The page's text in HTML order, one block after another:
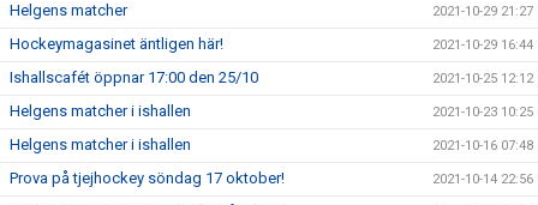
Helgens matcher 2021-10-29 21:27
Hockeymagasinet äntligen här! 2021-10-29 16:44
Ishallscafét öppnar 17:00 den 25/10 2021-10-25 12:12
Helgens matcher i ishallen 2021-10-23 10:25
Helgens matcher i ishallen 2021-10-16 07:48
Prova på tjejhockey söndag 17 oktober! 2021-10-14 22:56